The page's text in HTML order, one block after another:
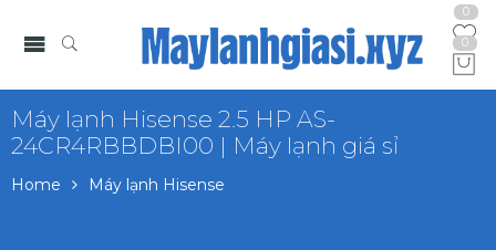
0
0
Máy lạnh Hisense 2.5 HP AS-
24CR4RBBDBI00 | Máy lạnh giá sỉ
Home Máy lạnh Hisense